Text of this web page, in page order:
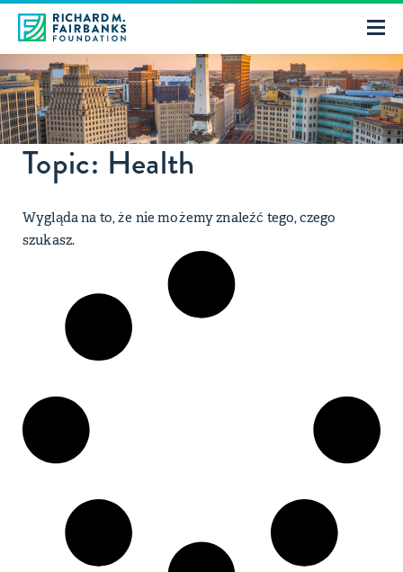
Topic: Health
Wygląda na to, że nie możemy znaleźć tego, czego
szukasz.